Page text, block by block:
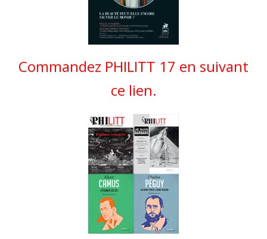
Commandez PHILITT 17 en suivant
ce lien.